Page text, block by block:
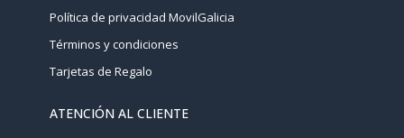
Política de privacidad MovilGalicia
Términos y condiciones
Tarjetas de Regalo
ATENCIÓN AL CLIENTE